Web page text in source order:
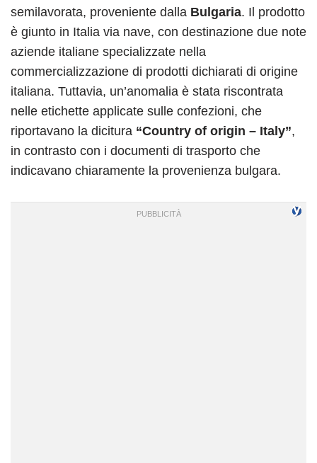
semilavorata, proveniente dalla Bulgaria. Il prodotto
è giunto in Italia via nave, con destinazione due note
aziende italiane specializzate nella
commercializzazione di prodotti dichiarati di origine
italiana. Tuttavia, un’anomalia è stata riscontrata
nelle etichette applicate sulle confezioni, che
riportavano la dicitura “Country of origin – Italy”,
in contrasto con i documenti di trasporto che
indicavano chiaramente la provenienza bulgara.